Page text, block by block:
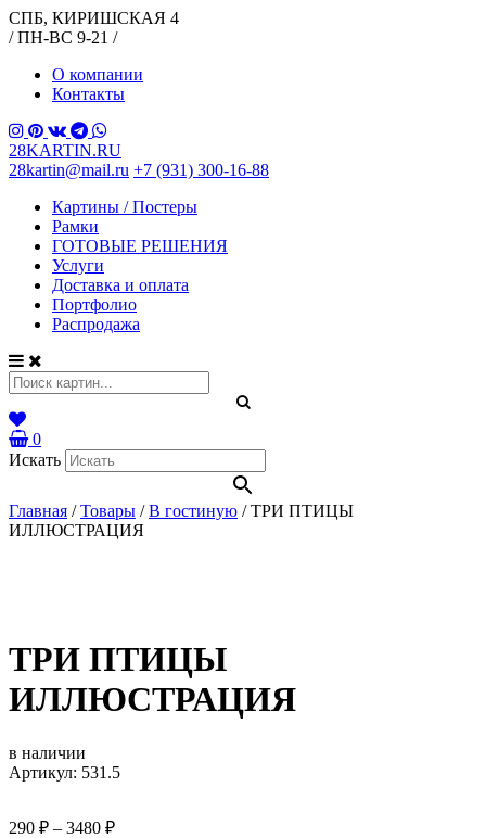
СПБ, КИРИШСКАЯ 4
/ ПН-ВС 9-21 /
О компании
Контакты
28KARTIN.RU
28kartin@mail.ru +7 (931) 300-16-88
Картины / Постеры
Рамки
ГОТОВЫЕ РЕШЕНИЯ
Услуги
Доставка и оплата
Портфолио
Распродажа
0
Искать
Главная /Товары /В гостиную /ТРИ ПТИЦЫ
ИЛЛЮСТРАЦИЯ
ТРИ ПТИЦЫ
ИЛЛЮСТРАЦИЯ
в наличии
Артикул: 531.5
290 ₽ – 3480 ₽